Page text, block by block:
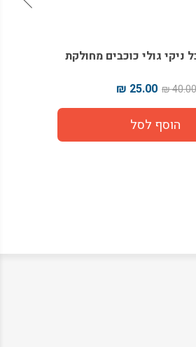
ניקי גולי כוכבים מחולקת
40.00 ₪
25.00 ₪